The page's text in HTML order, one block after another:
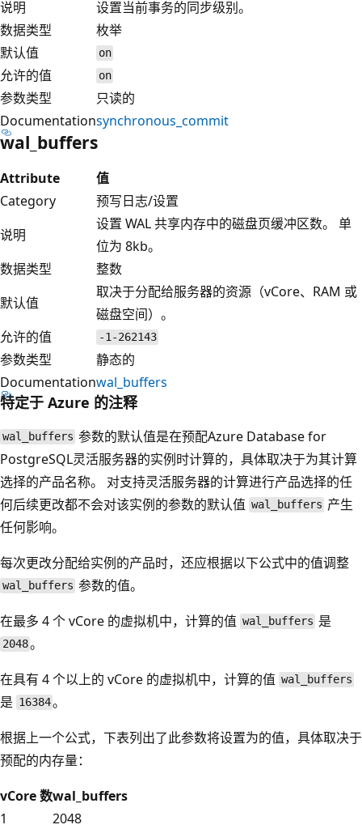
说明
设置当前事务的同步级别。
数据类型
枚举
默认值
on
允许的值 on
参数类型
只读的
Documentationsynchronous_commit
wal_buffers
Attribute
值
Category
预写日志/设置
说明
设置 WAL 共享内存中的磁盘页缓冲区数。 单
位为 8kb。
数据类型
整数
默认值
取决于分配给服务器的资源（vCore、RAM 或
磁盘空间）。
允许的值
-1-262143
参数类型
静态的
Documentationwal_buffers
特定于 Azure 的注释
wal_buffers 参数的默认值是在预配Azure Database for
PostgreSQL灵活服务器的实例时计算的，具体取决于为其计算
选择的产品名称。 对支持灵活服务器的计算进行产品选择的任
何后续更改都不会对该实例的参数的默认值 wal_buffers 产生
任何影响。
每次更改分配给实例的产品时，还应根据以下公式中的值调整
wal_buffers 参数的值。
在最多 4 个 vCore 的虚拟机中，计算的值 wal_buffers 是
2048。
在具有 4 个以上的 vCore 的虚拟机中，计算的值 wal_buffers
是 16384。
根据上一个公式，下表列出了此参数将设置为的值，具体取决于
预配的内存量：
vCore 数wal_buffers
1
2048